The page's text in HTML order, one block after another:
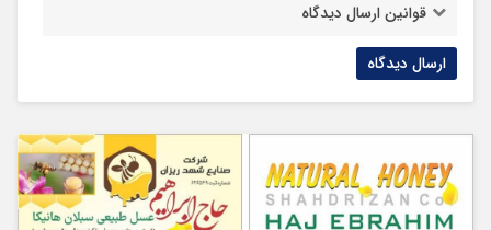
قوانین ارسال دیدگاه